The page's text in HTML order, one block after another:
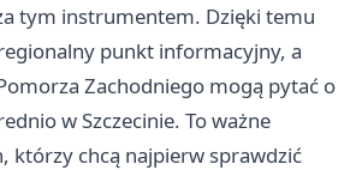
tym instrumentem. Dzięki temu
regionalny punkt informacyjny, a
Zachodniego mogą pytać o
w Szczecinie. To ważne
którzy chcą najpierw sprawdzić